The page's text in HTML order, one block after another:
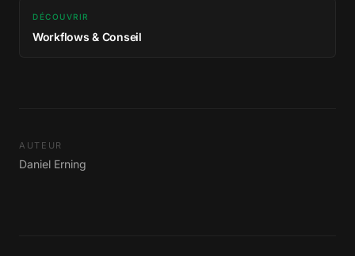
DÉCOUVRIR
Workflows & Conseil
AUTEUR
Daniel Erning